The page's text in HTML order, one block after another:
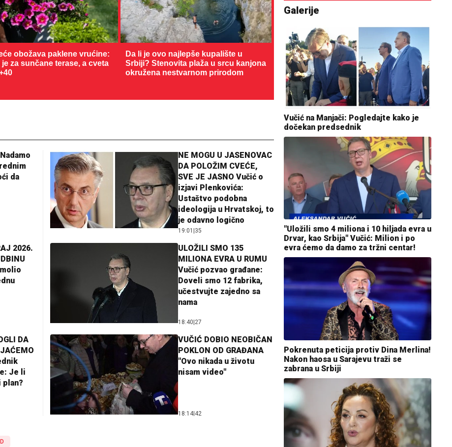
obožava paklene vrućine:
je za sunčane terase, a cveta
Da li je ovo najlepše kupalište u
Srbiji? Stenovita plaža u srcu kanjona
okružena nestvarnom prirodom
da
NE MOGU U JASENOVAC
DA POLOŽIM CVEĆE,
SVE JE JASNO Vučić o
izjavi Plenkovića:
Ustaštvo podobna
ideologija u Hrvatskoj, to
je odavno logično
19:01 |35
2026.
ULOŽILI SMO 135
MILIONA EVRA U RUMU
Vučić pozvao građane:
Doveli smo 12 fabrika,
učestvujte zajedno sa
nama
18:40|27
DA
Je li
plan?
VUČIĆ DOBIO NEOBIČAN
POKLON OD GRAĐANA
"Ovo nikada u životu
nisam video"
18:14|42
Galerije
Vučić na Manjači: Pogledajte kako je
dočekan predsednik
"Uložili smo 4 miliona i 10 hiljada evra u
Drvar, kao Srbija" Vučić: Milion i po
evra ćemo da damo za tržni centar!
Pokrenuta peticija protiv Dina Merlina!
Nakon haosa u Sarajevu traži se
zabrana u Srbiji